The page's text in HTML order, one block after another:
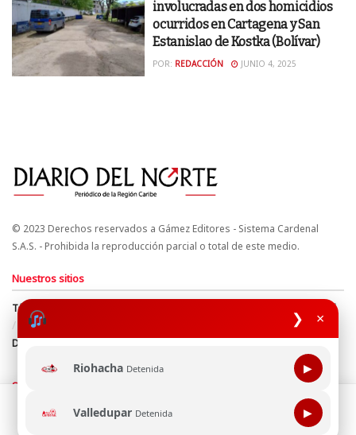
❯ ×
Riohacha Detenida ▶
Valledupar Detenida ▶
involucradas en dos homicidios
ocurridos en Cartagena y San
Estanislao de Kostka (Bolívar)
POR: REDACCIÓN JUNIO 4, 2025
© 2023 Derechos reservados a Gámez Editores - Sistema Cardenal
S.A.S. - Prohibida la reproducción parcial o total de este medio.
Nuestros sitios
Términos y Condiciones
Derechos de Autor y Propiedad Intelectual
Política de uso de cookies
Política de Tratamiento de Datos
Directrices Editoriales
Síguenos
Esta página web usa cookie para mejorar tu experiencia de
navegación, al continuar aceptas nuestra política de uso de